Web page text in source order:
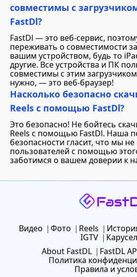
совместимы с
FastDl?
FastDl — это веб-сервис,
переживать о совместимости
вашим устройством, будь то
другие. Все устройства и ПК
совместимы с этим
нужно, — это веб-браузер!
Насколько безопасно
Reels с помощью FastDl?
Это безопасно! Не бойтесь
Reels с помощью FastDl. Наша
безопасности гласит, что мы
пользователей с помощью
заботимся о вашем доверии к
Видео Фото Reels
IGTV
About FastDL
FastDL
Политика
Правила и